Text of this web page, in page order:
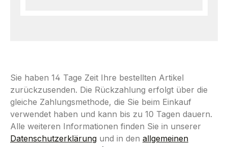
Sie haben 14 Tage Zeit Ihre bestellten Artikel
zurückzusenden. Die Rückzahlung erfolgt über die
gleiche Zahlungsmethode, die Sie beim Einkauf
verwendet haben und kann bis zu 10 Tagen dauern.
Alle weiteren Informationen finden Sie in unserer
Datenschutzerklärung und in den allgemeinen